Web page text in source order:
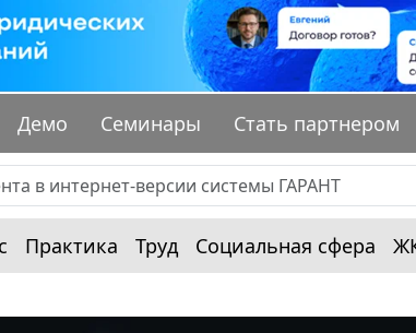
Демо Семинары Стать партнером
Практика Труд Социальная сфера